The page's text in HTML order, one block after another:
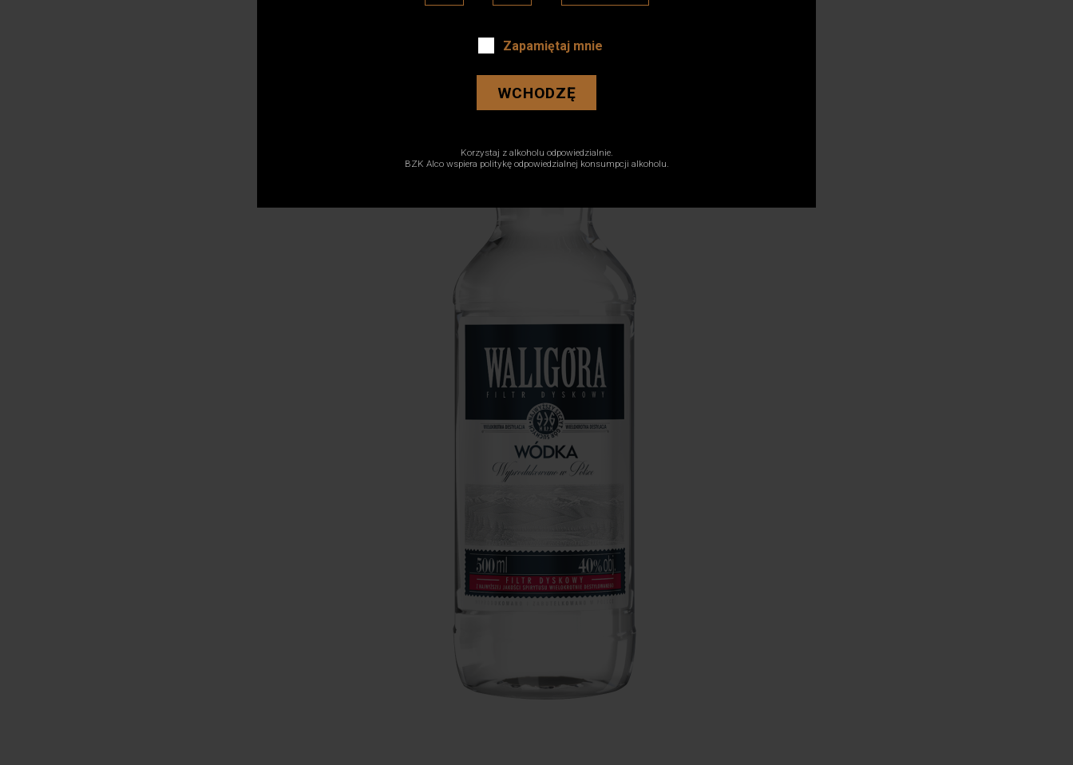
Zapamiętaj mnie
WCHODZĘ
Korzystaj z alkoholu odpowiedzialnie.
BZK Alco wspiera politykę odpowiedzialnej konsumpcji alkoholu.